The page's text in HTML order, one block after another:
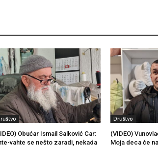
Obućar Ismail Salković Car:
vahte se nešto zaradi, nekada
Društvo
(VIDEO)
Moja deca će